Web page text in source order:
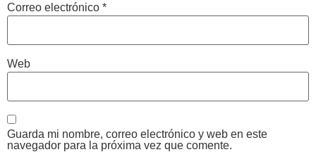
Correo electrónico *
Web
Guarda mi nombre, correo electrónico y web en este
navegador para la próxima vez que comente.